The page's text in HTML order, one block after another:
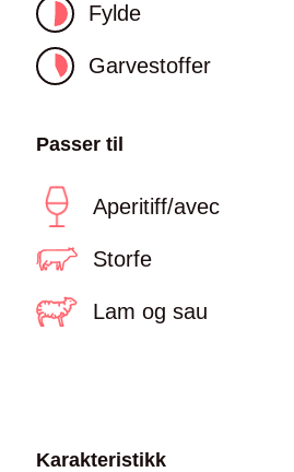
Fylde
Garvestoffer
Passer til
Aperitiff/avec
Storfe
Lam og sau
Karakteristikk